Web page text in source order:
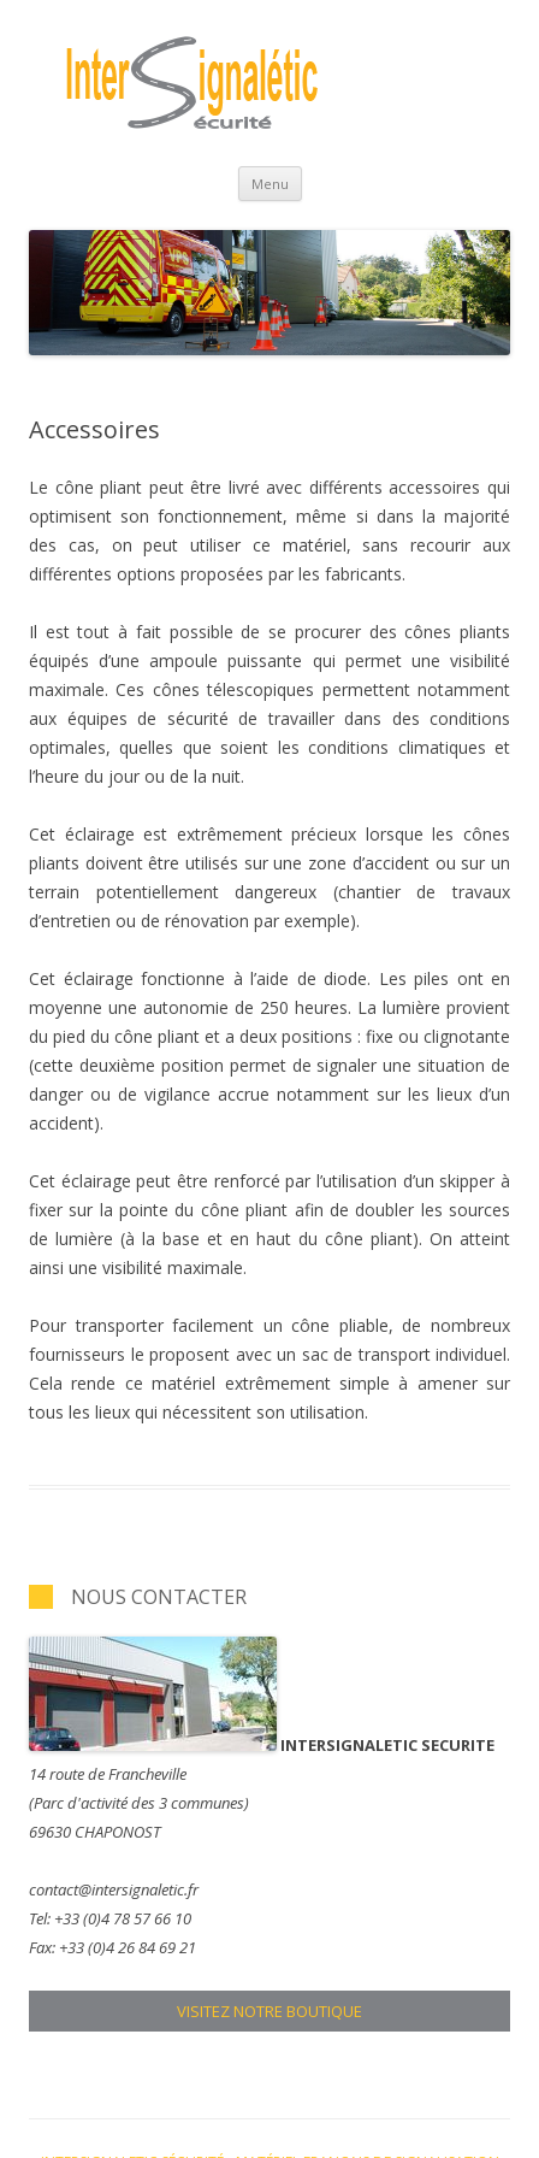
Cône pliant – Intersignaletic
Menu Aller
contenu
principal
Accessoires
Le cône pliant peut être livré avec différents accessoires qui
optimisent son fonctionnement, même si dans la majorité
des cas, on peut utiliser ce matériel, sans recourir aux
différentes options proposées par les fabricants.
Il est tout à fait possible de se procurer des cônes pliants
équipés d’une ampoule puissante qui permet une visibilité
maximale. Ces cônes télescopiques permettent notamment
aux équipes de sécurité de travailler dans des conditions
optimales, quelles que soient les conditions climatiques et
l’heure du jour ou de la nuit.
Cet éclairage est extrêmement précieux lorsque les cônes
pliants doivent être utilisés sur une zone d’accident ou sur un
terrain potentiellement dangereux (chantier de travaux
d’entretien ou de rénovation par exemple).
Cet éclairage fonctionne à l’aide de diode. Les piles ont en
moyenne une autonomie de 250 heures. La lumière provient
du pied du cône pliant et a deux positions : fixe ou clignotante
(cette deuxième position permet de signaler une situation de
danger ou de vigilance accrue notamment sur les lieux d’un
accident).
Cet éclairage peut être renforcé par l’utilisation d’un skipper à
fixer sur la pointe du cône pliant afin de doubler les sources
de lumière (à la base et en haut du cône pliant). On atteint
ainsi une visibilité maximale.
Pour transporter facilement un cône pliable, de nombreux
fournisseurs le proposent avec un sac de transport individuel.
Cela rende ce matériel extrêmement simple à amener sur
tous les lieux qui nécessitent son utilisation.
NOUS CONTACTER
INTERSIGNALETIC SECURITE
14 route de Francheville
(Parc d'activité des 3 communes)
69630 CHAPONOST
contact@intersignaletic.fr
Tel: +33 (0)4 78 57 66 10
Fax: +33 (0)4 26 84 69 21
VISITEZ NOTRE BOUTIQUE